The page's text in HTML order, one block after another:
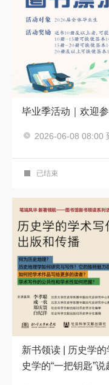
毕业季活动｜欢迎
2026-06-08 08:00
西区一层借还总台
已结束
新书领读 | 历史学
史学的“一把钥匙”说